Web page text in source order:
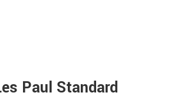
Paul Standard